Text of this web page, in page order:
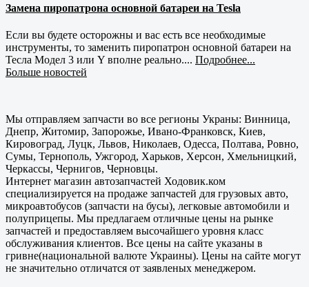
Замена пиропатрона основной батареи на Tesla
Если вы будете осторожны и вас есть все необходимые
инструменты, то заменить пиропатрон основной батареи на
Тесла Модел 3 или Y вполне реально.... Подробнее...
Больше новостей
Мы отправляем запчасти во все регионы Украны: Винница,
Днепр, Житомир, Запорожье, Ивано-Франковск, Киев,
Кировоград, Луцк, Львов, Николаев, Одесса, Полтава, Ровно,
Сумы, Тернополь, Ужгород, Харьков, Херсон, Хмельницкий,
Черкассы, Чернигов, Черновцы.
Интернет магазин автозапчастей Ходовик.ком
специализируется на продаже запчастей для грузовых авто,
микроавтобусов (запчасти на бусы), легковые автомобили и
полуприцепы. Мы предлагаем отличные цены на рынке
запчастей и предоставляем высочайшего уровня класс
обслуживания клиентов. Все цены на сайте указаны в
гривне(национальной валюте Украины). Цены на сайте могут
не значительно отличатся от заявленых менеджером.